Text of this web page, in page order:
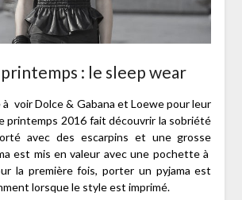
: le sleep wear
voir Dolce & Gabana et Loewe pour leur
printemps 2016 fait découvrir la sobriété
avec des escarpins et une grosse
est mis en valeur avec une pochette à
la première fois, porter un pyjama est
lorsque le style est imprimé.